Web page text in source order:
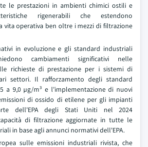
le prestazioni in ambienti chimici ostili e
rigenerabili che estendono
vita operativa ben oltre i mezzi di filtrazione
in evoluzione e gli standard industriali
cambiamenti significativi nelle
richieste di prestazione per i sistemi di
settori. Il rafforzamento degli standard
a 9,0 µg/m³ e l'implementazione di nuovi
di ossido di etilene per gli impianti
dell'EPA degli Stati Uniti nel 2024
di filtrazione aggiornate in tutte le
in base agli annunci normativi dell'EPA.
sulle emissioni industriali rivista, che